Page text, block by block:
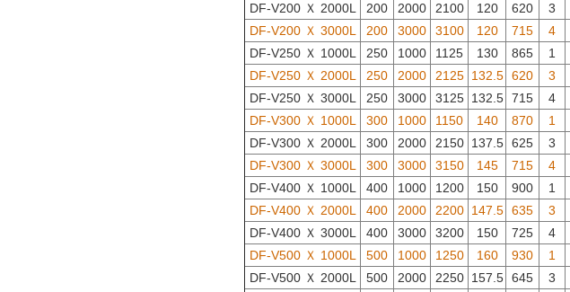
DF-V200 Ｘ 2000L
200 2000 2100 120 620 3
DF-V200 Ｘ 3000L
200 3000 3100 120 715 4
DF-V250 Ｘ 1000L
250 1000 1125 130 865 1
DF-V250 Ｘ 2000L
250 2000 2125 132.5 620 3
DF-V250 Ｘ 3000L
250 3000 3125 132.5 715 4
DF-V300 Ｘ 1000L
300 1000 1150 140 870 1
DF-V300 Ｘ 2000L
300 2000 2150 137.5 625 3
DF-V300 Ｘ 3000L
300 3000 3150 145 715 4
DF-V400 Ｘ 1000L
400 1000 1200 150 900 1
DF-V400 Ｘ 2000L
400 2000 2200 147.5 635 3
DF-V400 Ｘ 3000L
400 3000 3200 150 725 4
DF-V500 Ｘ 1000L
500 1000 1250 160 930 1
DF-V500 Ｘ 2000L
500 2000 2250 157.5 645 3